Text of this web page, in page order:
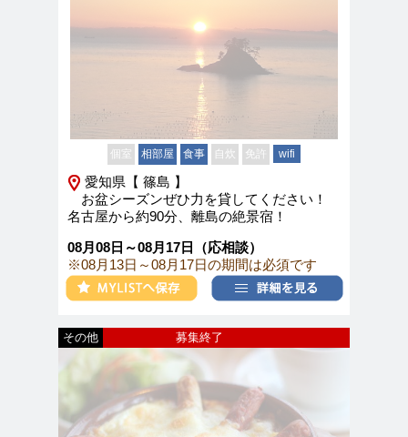
個室 相部屋 食事 自炊 免許 wifi
愛知県【 篠島 】
お盆シーズンぜひ力を貸してください！
名古屋から約90分、離島の絶景宿！
08月08日～08月17日（応相談）
※08月13日～08月17日の期間は必須です
募集終了
その他